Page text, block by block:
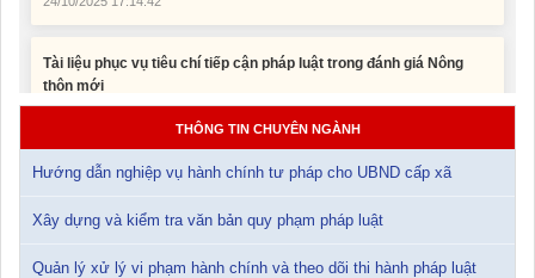
Tài liệu phục vụ tiêu chí tiếp cận pháp luật trong đánh giá Nông
11/02/2026 08:45:12
Tài liệu Hội nghị triển khai công tác tư pháp năm 2026
THÔNG TIN CHUYÊN NGÀNH
Hướng dẫn nghiệp vụ hành chính tư pháp cho UBND cấp xã
Xây dựng và kiểm tra văn bản quy phạm pháp luật
Quản lý xử lý vi phạm hành chính và theo dõi thi hành pháp luật